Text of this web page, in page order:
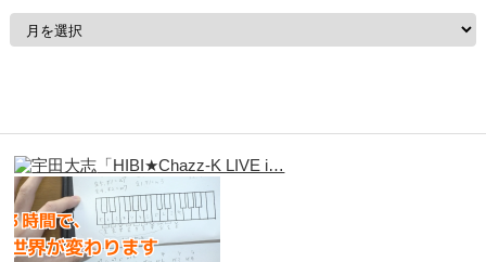
「HIBI★Chazz-K LIVE i…